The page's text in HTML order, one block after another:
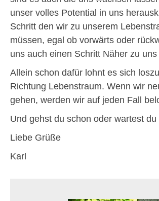
unser volles Potential in uns
Schritt den wir zu unserem
müssen, egal ob vorwärts oder
uns auch einen Schritt Näher zu uns
Allein schon dafür lohnt es sich
Richtung Lebenstraum. Wenn wir
gehen, werden wir auf jeden Fall
Und gehst du schon oder wartest du
Liebe Grüße
Karl